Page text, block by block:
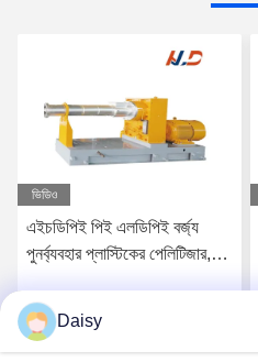
ভিডিও
এইচডিপিই পিই এলডিপিই বর্জ্য
পুনর্ব্যবহার প্লাস্টিকের পেলিটিজার,
Daisy